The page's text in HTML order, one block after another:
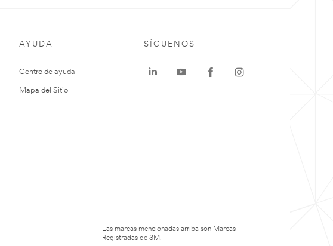
AYUDA
Centro de ayuda
Mapa del Sitio
SÍGUENOS
Las marcas mencionadas arriba son Marcas
Registradas de 3M.